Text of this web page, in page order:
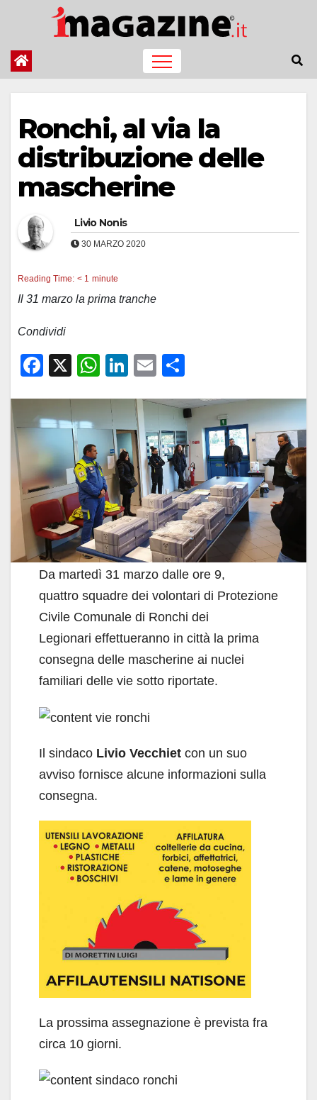
contenuto
Ronchi, al via la
distribuzione delle
mascherine
Livio Nonis
30 MARZO 2020
Reading Time: < 1 minute
Il 31 marzo la prima tranche
Condividi
F
c
e
b
o
o
k
X
W
at
s
A
p
p
Li
k
e
dI
n
E
ail n
di
vi
di
Da martedì 31 marzo dalle ore 9,
quattro squadre dei volontari di Protezione
Civile Comunale di Ronchi dei
Legionari effettueranno in città la prima
consegna delle mascherine ai nuclei
familiari delle vie sotto riportate.
Il sindaco Livio Vecchiet con un suo
avviso fornisce alcune informazioni sulla
consegna.
La prossima assegnazione è prevista fra
circa 10 giorni.